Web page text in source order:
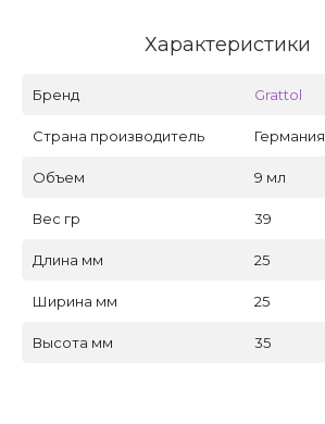
Характеристики
Бренд Grattol
Страна производитель Германия
Объем 9 мл
Вес гр 39
Длина мм 25
Ширина мм 25
Высота мм 35